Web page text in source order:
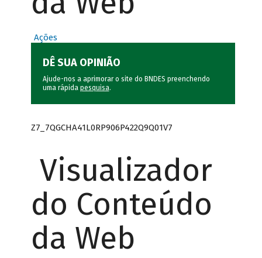
Ações
DÊ SUA OPINIÃO
Ajude-nos a aprimorar o site do BNDES preenchendo
uma rápida pesquisa.
Z7_7QGCHA41L0RP906P422Q9Q01V7
Visualizador
do Conteúdo
da Web